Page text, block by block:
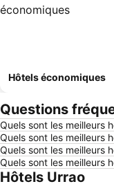
Hôtels économiques
Questions
Quels sont les meilleurs
Quels sont les meilleurs
Quels sont les meilleurs
Quels sont les meilleurs
Hôtels Urrao